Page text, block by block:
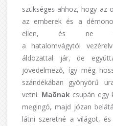
szükséges ahhoz, hogy az
az emberek és a
ellen, és ne
a hatalomvágytól
áldozattal jár, de
jövedelmező, így még
szándékában gyönyörű
vetni. Maōnakcsupán egy
megingó, majd józan
látni szeretné a világot,